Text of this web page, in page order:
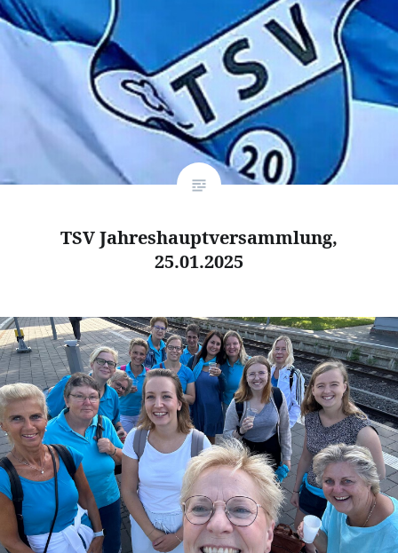
TSV Jahreshauptversammlung,
25.01.2025